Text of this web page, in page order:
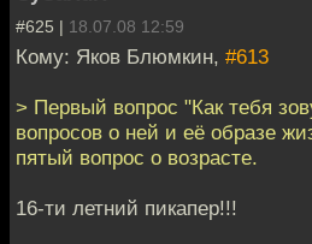
#625 | 18.07.08 12:59
Кому: Яков Блюмкин, #613
> Первый вопрос "Как тебя
вопросов о ней и её образе
пятый вопрос о возрасте.
16-ти летний пикапер!!!